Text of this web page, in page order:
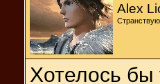
Alex
Хотелось бы